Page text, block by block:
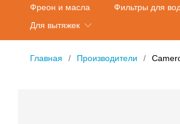
Фреон и масла
Фильтры для
Для вытяжек
Главная Производители